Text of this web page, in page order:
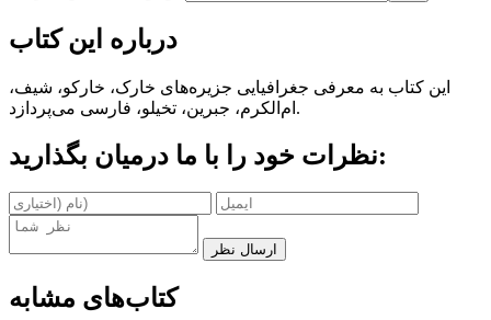
درباره این کتاب
این کتاب به معرفی جغرافیایی جزیره‌های خارک، خارکو، شیف،
ام‌الکرم، جبرین، تخیلو، فارسی می‌پردازد.
نظرات خود را با ما درمیان بگذارید:
ارسال نظر
کتاب‌های مشابه